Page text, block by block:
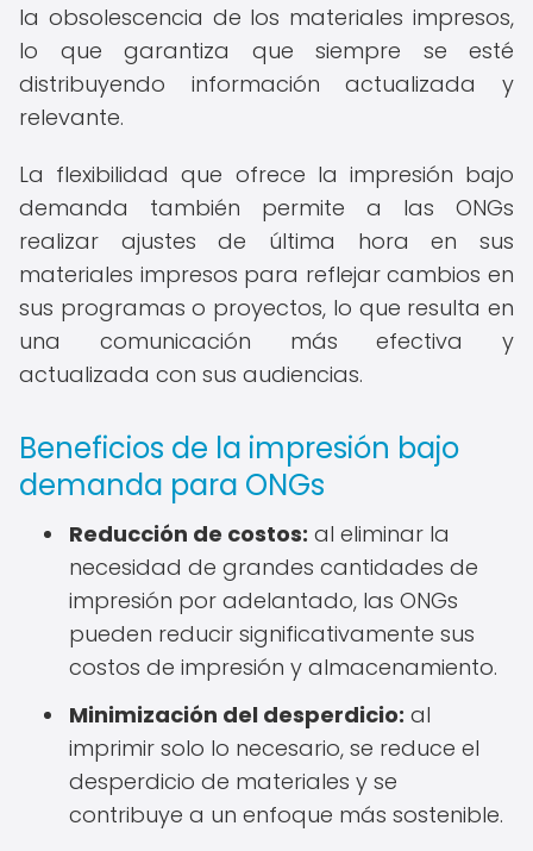
la obsolescencia de los materiales impresos,
lo que garantiza que siempre se esté
distribuyendo información actualizada y
relevante.
La flexibilidad que ofrece la impresión bajo
demanda también permite a las ONGs
realizar ajustes de última hora en sus
materiales impresos para reflejar cambios en
sus programas o proyectos, lo que resulta en
una comunicación más efectiva y
actualizada con sus audiencias.
Beneficios de la impresión bajo
demanda para ONGs
Reducción de costos: al eliminar la
necesidad de grandes cantidades de
impresión por adelantado, las ONGs
pueden reducir significativamente sus
costos de impresión y almacenamiento.
Minimización del desperdicio: al
imprimir solo lo necesario, se reduce el
desperdicio de materiales y se
contribuye a un enfoque más sostenible.